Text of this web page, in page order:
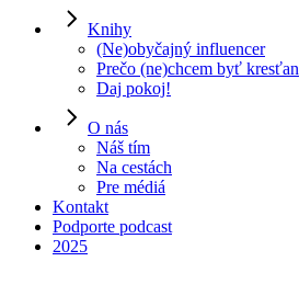
Knihy
(Ne)obyčajný influencer
Prečo (ne)chcem byť kresťan
Daj pokoj!
O nás
Náš tím
Na cestách
Pre médiá
Kontakt
Podporte podcast
2025